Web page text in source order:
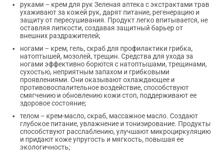
руками – крем для рук Зеленая аптека с экстрактами трав
ухаживают за кожей рук, дарят питание, регенерацию и
защиту от пересушивания. Продукт легко впитывается, не
оставляя липкости, создавая защитный барьер от
внешних раздражителей;
ногами – крем, гель, скраб для профилактики грибка,
натоптышей, мозолей, трещин. Средства для ухода за
ногами эффективно борются с натоптышами, трещинами,
сухостью, неприятным запахом и грибковыми
проявлениями. Они оказывают охлаждающее и
противовоспалительное воздействие, способствуют
смягчению и обновлению кожи стоп, поддерживают ее
здоровое состояние;
телом – крем-масло, скраб, массажное масло. Создают
глубокое питание, увлажнение и тонизирование. Продукты
способствуют расслаблению, улучшают микроциркуляцию
и придают коже упругость и мягкость, повышая ее
экологичность;